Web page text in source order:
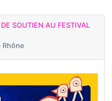
SOUTIEN AU FESTIVAL
Rhône